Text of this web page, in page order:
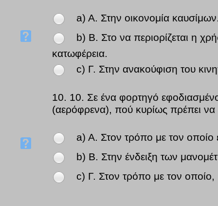
a) Α. Στην οικονομία
b) Β. Στο να περιορίζεται η
κατωφέρεια.
c) Γ. Στην ανακούφιση του
10. 10. Σε ένα φορτηγό
(αερόφρενα), πού κυρίως πρέπει
a) Α. Στον τρόπο με τον οποίο
b) Β. Στην ένδειξη των
c) Γ. Στον τρόπο με τον